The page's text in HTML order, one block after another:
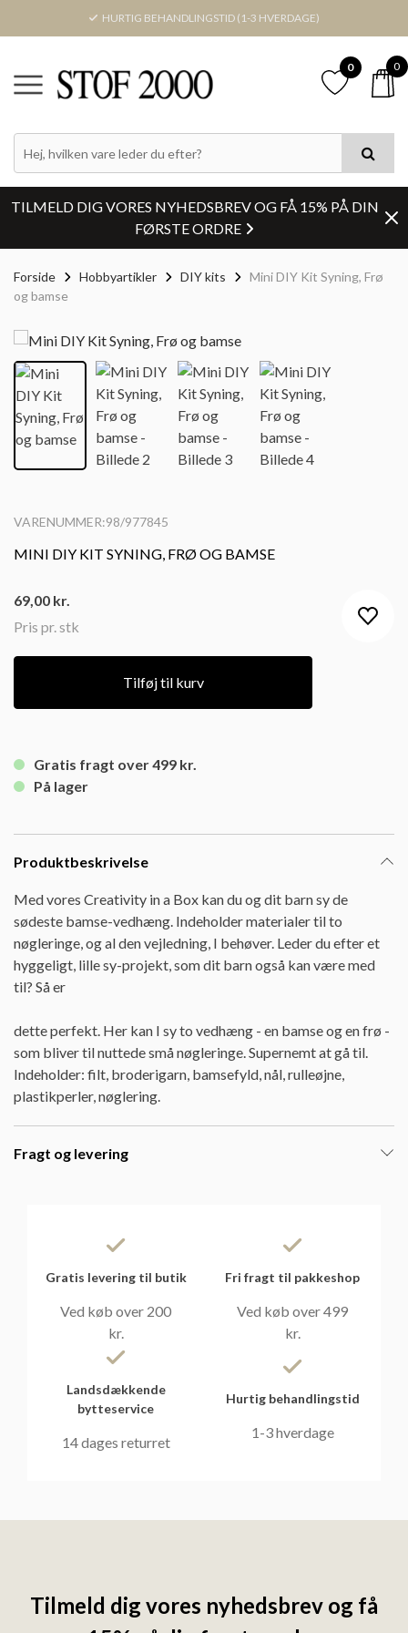
HURTIG BEHANDLINGSTID (1-3 HVERDAGE)
0 0
TILMELD DIG VORES NYHEDSBREV OG FÅ 15% PÅ DIN
FØRSTE ORDRE
Forside Hobbyartikler DIY kits
Mini DIY Kit Syning, Frø
og bamse
VARENUMMER:98/977845
MINI DIY KIT SYNING, FRØ OG BAMSE
Pris pr. stk
69,00 kr.
Tilføj til kurv
Gratis fragt over 499 kr.
På lager
Produktbeskrivelse
Med vores Creativity in a Box kan du og dit barn sy de
sødeste bamse-vedhæng. Indeholder materialer til to
nøgleringe, og al den vejledning, I behøver. Leder du efter et
hyggeligt, lille sy-projekt, som dit barn også kan være med
til? Så er
dette perfekt. Her kan I sy to vedhæng - en bamse og en frø -
som bliver til nuttede små nøgleringe. Supernemt at gå til.
Indeholder: filt, broderigarn, bamsefyld, nål, rulleøjne,
plastikperler, nøglering.
Fragt og levering
Gratis levering til butik
Ved køb over 200
kr.
Fri fragt til pakkeshop
Ved køb over 499
kr.
Landsdækkende
bytteservice
14 dages returret
Hurtig behandlingstid
1-3 hverdage
Tilmeld dig vores nyhedsbrev og få